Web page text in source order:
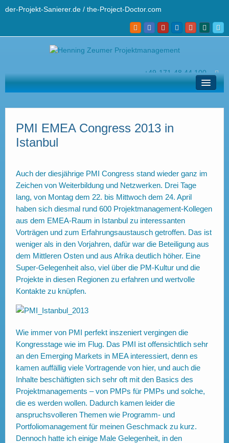
der-Projekt-Sanierer.de / the-Project-Doctor.com
+49-171-48 44 100
hz@der-projekt-sanierer.de
Ihr Projekt-Sanierer
Profi-Wissen
English
PMI EMEA Congress 2013 in
Istanbul
Auch der diesjährige PMI Congress stand wieder ganz im
Zeichen von Weiterbildung und Netzwerken. Drei Tage
lang, von Montag dem 22. bis Mittwoch dem 24. April
haben sich diesmal rund 600 Projektmanagement-Kollegen
aus dem EMEA-Raum in Istanbul zu interessanten
Vorträgen und zum Erfahrungsaustausch getroffen. Das ist
weniger als in den Vorjahren, dafür war die Beteiligung aus
dem Mittleren Osten und aus Afrika deutlich höher. Eine
Super-Gelegenheit also, viel über die PM-Kultur und die
Projekte in diesen Regionen zu erfahren und wertvolle
Kontakte zu knüpfen.
Wie immer von PMI perfekt inszeniert vergingen die
Kongresstage wie im Flug. Das PMI ist offensichtlich sehr
an den Emerging Markets in MEA interessiert, denn es
kamen auffällig viele Vortragende von hier, und auch die
Inhalte beschäftigten sich sehr oft mit den Basics des
Projektmanagements – von PMPs für PMPs und solche,
die es werden wollen. Dadurch kamen leider die
anspruchsvolleren Themen wie Programm- und
Portfoliomanagement für meinen Geschmack zu kurz.
Dennoch hatte ich einige Male Gelegenheit, in den